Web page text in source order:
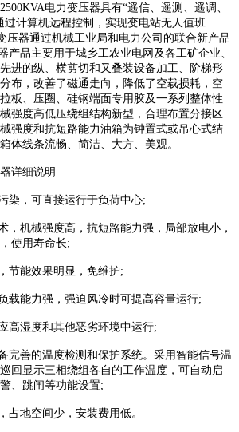
电力变压器具有“遥信、遥测、遥调、
过计算机远程控制，实现变电站无人值班
压器通过机械工业局和电力公司的联合新产品
产品主要用于城乡工农业电网及各工矿企业、
进的纵、横剪切和又叠装设备加工、阶梯形
布，改善了磁通走向，降低了空载损耗，空
板、压圈、硅钢端面专用胶及一系列整体性
强度高低压绕组结构新型，合理布置分接区
强度和抗短路能力油箱为钟置式或吊心式结
体线条流畅、简洁、大方、美观。
详细说明
，可直接运行于负荷中心;
机械强度高，抗短路能力强，局部放电小，
使用寿命长;
能效果明显，免维护;
能力强，强迫风冷时可提高容量运行;
湿度和其他恶劣环境中运行;
善的温度检测和保护系统。采用智能信号温
回显示三相绕组各自的工作温度，可自动启
、跳闸等功能设置;
地空间少，安装费用低。